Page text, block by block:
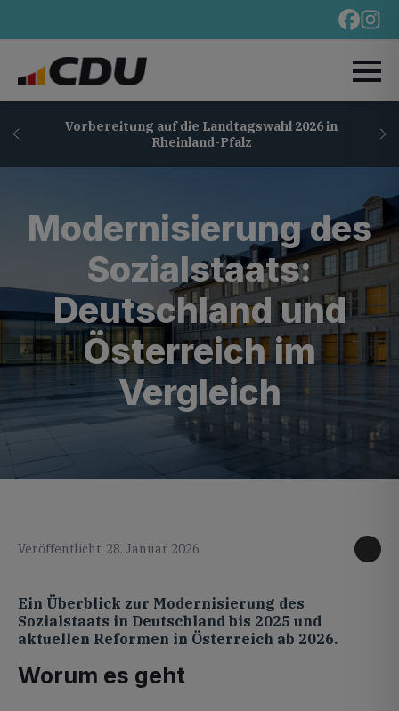
Vorbereitung auf die Landtagswahl 2026 in
Rheinland-Pfalz
Modernisierung des
Sozialstaats:
Deutschland und
Österreich im
Vergleich
Veröffentlicht: 28. Januar 2026
Ein Überblick zur Modernisierung des
Sozialstaats in Deutschland bis 2025 und
aktuellen Reformen in Österreich ab 2026.
Worum es geht